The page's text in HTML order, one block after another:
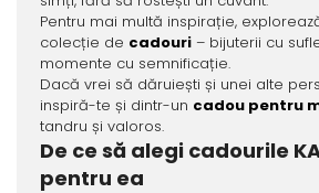
Pentru mai multă inspirație,
colecție de cadouri– bijuterii cu
momente cu semnificație.
Dacă vrei să dăruiești și unei alte
inspiră-te și dintr-un cadou pentru
tandru și valoros.
De ce să alegi cadourile
pentru ea